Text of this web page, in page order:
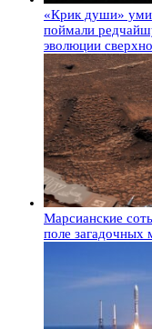
«Крик души»
поймали
эволюции
Марсианские
поле загадочных